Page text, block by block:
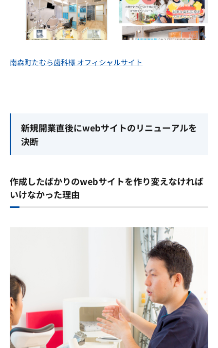
南森町たむら歯科様 オフィシャルサイト
新規開業直後にwebサイトのリニューアルを
決断
作成したばかりのwebサイトを作り変えなければ
いけなかった理由